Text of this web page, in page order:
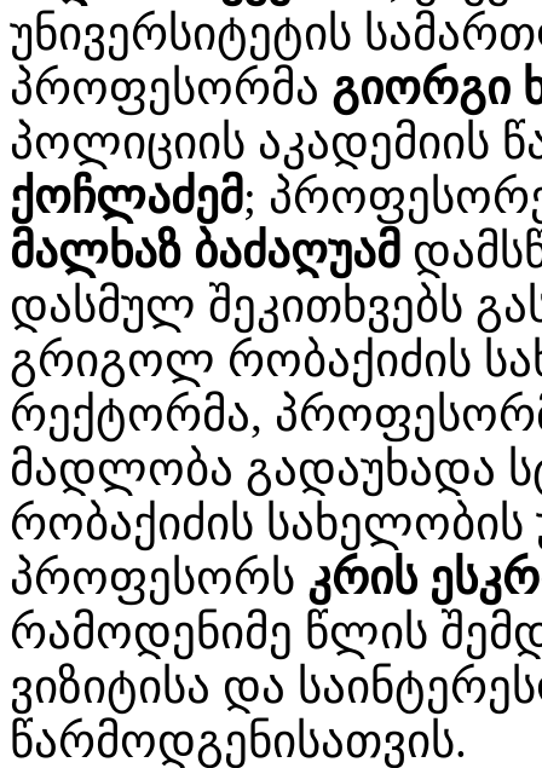
უნივერსიტეტის
პროფესორმა გიორგი
პოლიციის აკადემიის
ქოჩლაძემ;
მალხაზ ბაძაღუამ
დასმულ შეკითხვებს
გრიგოლ რობაქიძის
რექტორმა,
მადლობა გადაუხადა
რობაქიძის სახელობის
პროფესორს კრის
რამოდენიმე წლის
ვიზიტისა და
წარმოდგენისათვის.